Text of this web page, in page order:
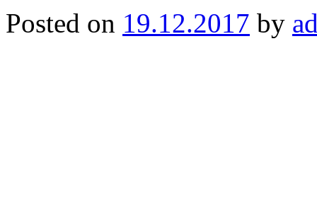
Posted on 19.12.2017 by